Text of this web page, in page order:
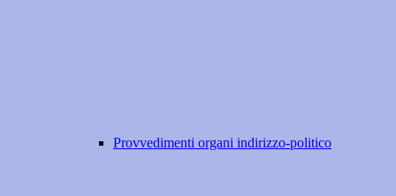
Provvedimenti organi indirizzo-politico